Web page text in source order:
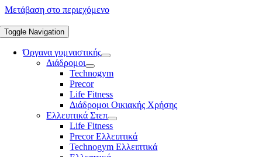
Μετάβαση στο περιεχόμενο
Toggle Navigation
Όργανα γυμναστικής
Διάδρομοι
Technogym
Precor
Life Fitness
Διάδρομοι Οικιακής Χρήσης
Ελλειπτικά Στεπ
Life Fitness
Precor Ελλειπτικά
Technogym Ελλειπτικά